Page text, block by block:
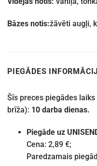
Bāzes notis:žāvēti augļi,
PIEGĀDES
Šīs preces piegādes
brīža): 10 darba dienas.
Piegāde uz
Cena: 2,89 €;
Paredzamais